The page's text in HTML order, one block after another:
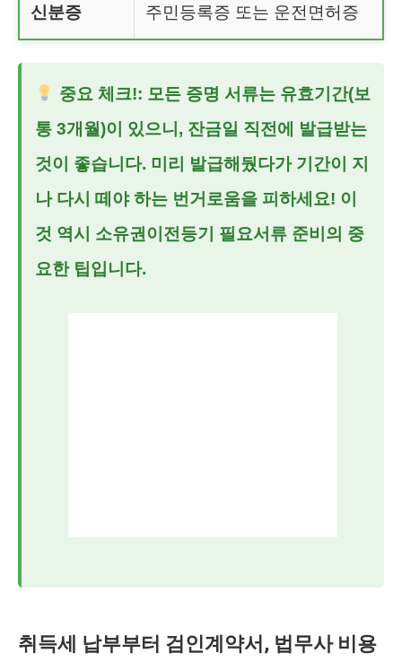
신분증 주민등록증 또는 운전면허증
중요 체크!: 모든 증명 서류는 유효기간(보
통 3개월)이 있으니, 잔금일 직전에 발급받는
것이 좋습니다. 미리 발급해뒀다가 기간이 지
나 다시 떼야 하는 번거로움을 피하세요! 이
것 역시 소유권이전등기 필요서류 준비의 중
요한 팁입니다.
취득세 납부부터 검인계약서, 법무사 비용